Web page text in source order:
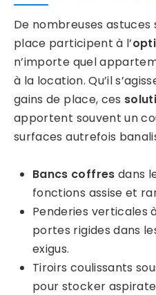
De nombreuses
place participent à l’
n’importe quel
à la location. Qu’il
gains de place, ces
apportent souvent un
surfaces autrefois
Bancs coffres dans
fonctions assise et
Penderies verticales
portes rigides dans
exigus.
Tiroirs coulissants
pour stocker